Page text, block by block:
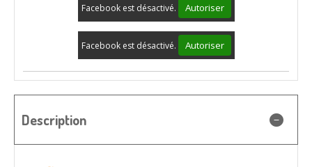
Facebook est désactivé. Autoriser
Facebook est désactivé. Autoriser
Description